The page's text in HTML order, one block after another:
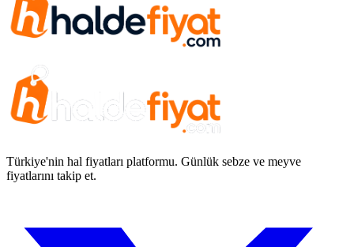
Türkiye'nin hal fiyatları platformu. Günlük sebze ve meyve
fiyatlarını takip et.